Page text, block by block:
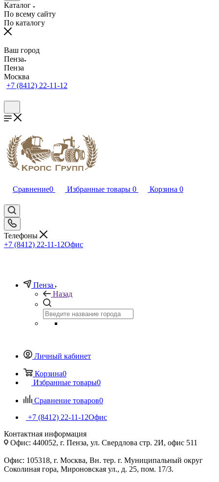
Каталог
По всему сайту
По каталогу
Ваш город
Пенза
Пенза
Москва
+7 (8412) 22-11-12
Сравнение0 Избранные товары 0 Корзина 0
Телефоны
+7 (8412) 22-11-12Офис
Пенза
Назад
Личный кабинет
Корзина0
Избранные товары0
Сравнение товаров0
+7 (8412) 22-11-12Офис
Контактная информация
Офис: 440052, г. Пенза, ул. Свердлова стр. 2И, офис 511
Офис: 105318, г. Москва, Вн. тер. г. Муниципальный округ
Соколиная гора, Мироновская ул., д. 25, пом. 17/3.